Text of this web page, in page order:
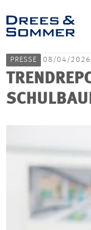
PRESSE 08/04/2026